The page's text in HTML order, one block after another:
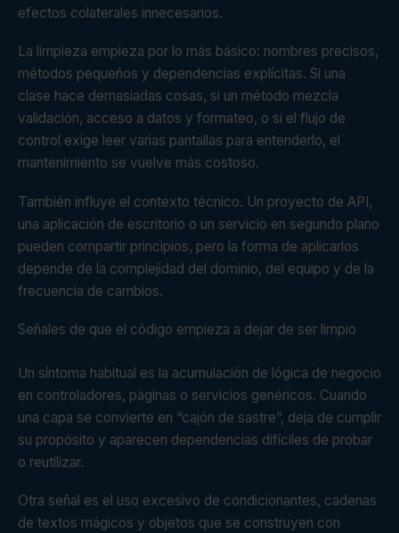
efectos colaterales innecesarios.
La limpieza empieza por lo más básico: nombres precisos,
métodos pequeños y dependencias explícitas. Si una
clase hace demasiadas cosas, si un método mezcla
validación, acceso a datos y formateo, o si el flujo de
control exige leer varias pantallas para entenderlo, el
mantenimiento se vuelve más costoso.
También influye el contexto técnico. Un proyecto de API,
una aplicación de escritorio o un servicio en segundo plano
pueden compartir principios, pero la forma de aplicarlos
depende de la complejidad del dominio, del equipo y de la
frecuencia de cambios.
Señales de que el código empieza a dejar de ser limpio
Un síntoma habitual es la acumulación de lógica de negocio
en controladores, páginas o servicios genéricos. Cuando
una capa se convierte en “cajón de sastre”, deja de cumplir
su propósito y aparecen dependencias difíciles de probar
o reutilizar.
Otra señal es el uso excesivo de condicionantes, cadenas
de textos mágicos y objetos que se construyen con